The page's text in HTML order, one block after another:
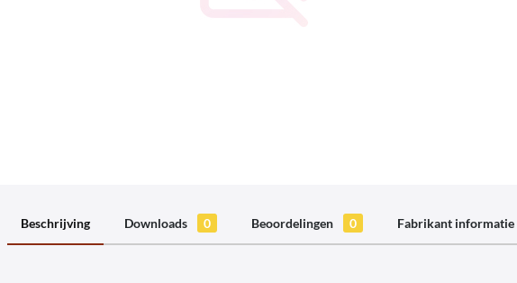
Beschrijving Downloads 0 Beoordelingen 0 Fabrikant informatie